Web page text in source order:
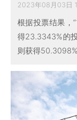
2023年08月03日
根据投票结果，
得23.3343%的
则获得